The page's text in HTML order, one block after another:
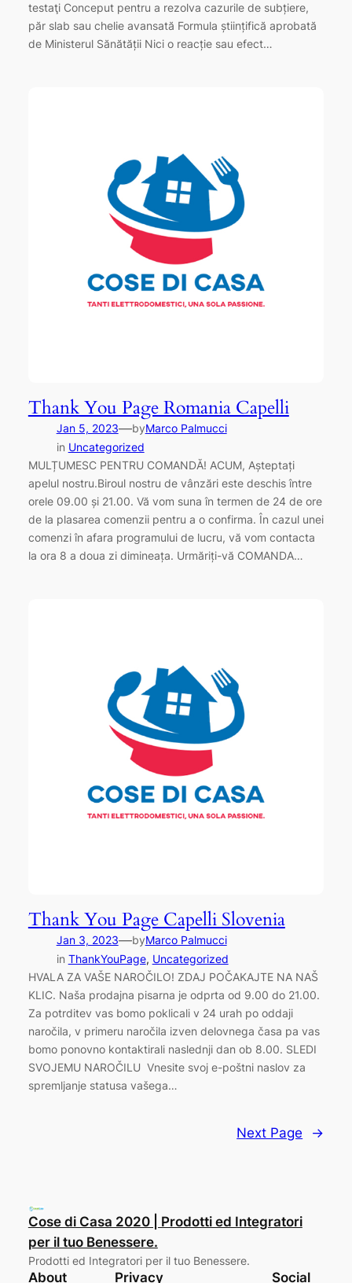
testaţi Conceput pentru a rezolva cazurile de subțiere,
păr slab sau chelie avansată Formula științifică aprobată
de Ministerul Sănătății Nici o reacție sau efect…
Thank You Page Romania Capelli
Jan 5, 2023—byMarco Palmucci
in Uncategorized
MULȚUMESC PENTRU COMANDĂ! ACUM, Așteptați
apelul nostru.Biroul nostru de vânzări este deschis între
orele 09.00 și 21.00. Vă vom suna în termen de 24 de ore
de la plasarea comenzii pentru a o confirma. În cazul unei
comenzi în afara programului de lucru, vă vom contacta
la ora 8 a doua zi dimineața. Urmăriți-vă COMANDA…
Thank You Page Capelli Slovenia
Jan 3, 2023—byMarco Palmucci
in ThankYouPage, Uncategorized
HVALA ZA VAŠE NAROČILO! ZDAJ POČAKAJTE NA NAŠ
KLIC. Naša prodajna pisarna je odprta od 9.00 do 21.00.
Za potrditev vas bomo poklicali v 24 urah po oddaji
naročila, v primeru naročila izven delovnega časa pa vas
bomo ponovno kontaktirali naslednji dan ob 8.00. SLEDI
SVOJEMU NAROČILU Vnesite svoj e-poštni naslov za
spremljanje statusa vašega…
Next Page →
Cose di Casa 2020 | Prodotti ed Integratori
per il tuo Benessere.
Prodotti ed Integratori per il tuo Benessere.
About Privacy Social